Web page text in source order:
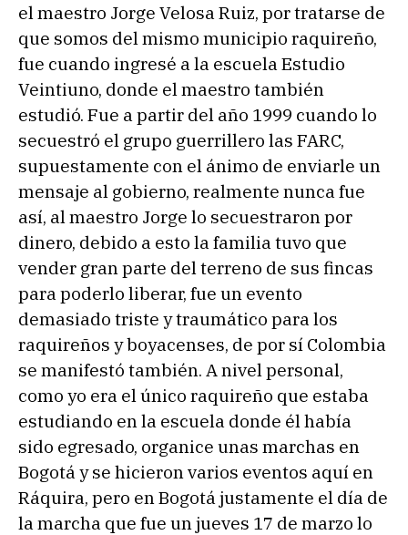
el maestro Jorge Velosa Ruiz, por tratarse de
que somos del mismo municipio raquireño,
fue cuando ingresé a la escuela Estudio
Veintiuno, donde el maestro también
estudió. Fue a partir del año 1999 cuando lo
secuestró el grupo guerrillero las FARC,
supuestamente con el ánimo de enviarle un
mensaje al gobierno, realmente nunca fue
así, al maestro Jorge lo secuestraron por
dinero, debido a esto la familia tuvo que
vender gran parte del terreno de sus fincas
para poderlo liberar, fue un evento
demasiado triste y traumático para los
raquireños y boyacenses, de por sí Colombia
se manifestó también. A nivel personal,
como yo era el único raquireño que estaba
estudiando en la escuela donde él había
sido egresado, organice unas marchas en
Bogotá y se hicieron varios eventos aquí en
Ráquira, pero en Bogotá justamente el día de
la marcha que fue un jueves 17 de marzo lo